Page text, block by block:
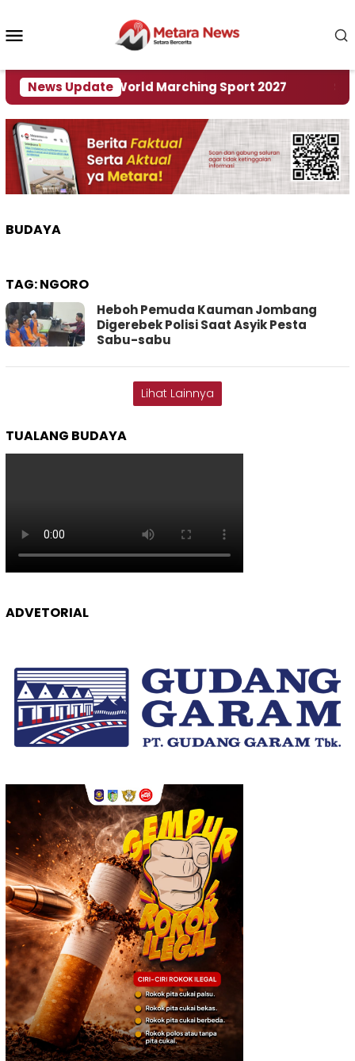
konten
News Update
Rumah World Marching Sport 2027 ‎Soal
BUDAYA
TAG:NGORO
Heboh Pemuda Kauman Jombang
Digerebek Polisi Saat Asyik Pesta
Sabu-sabu
Lihat Lainnya
TUALANG BUDAYA
ADVETORIAL